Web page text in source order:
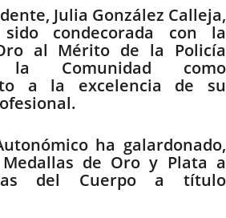
Julia González Calleja,
condecorada con la
al Mérito de la Policía
Comunidad como
a la excelencia de su
ha galardonado,
de Oro y Plata a
del Cuerpo a título